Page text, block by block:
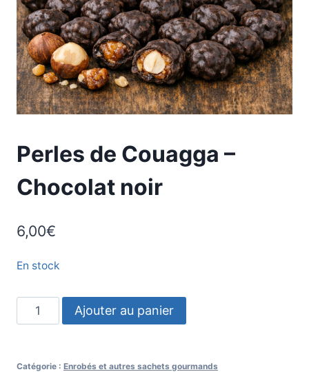
Perles de Couagga –
Chocolat noir
6,00€
En stock
quantité
de
de
Ajouter au panier
Catégorie : Enrobés et autres sachets gourmands